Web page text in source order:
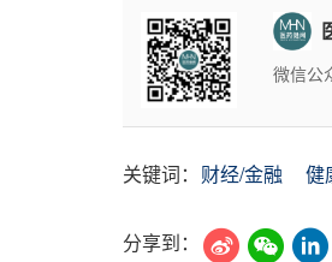
微信公
关键词： 财经/金融 健
分享到：